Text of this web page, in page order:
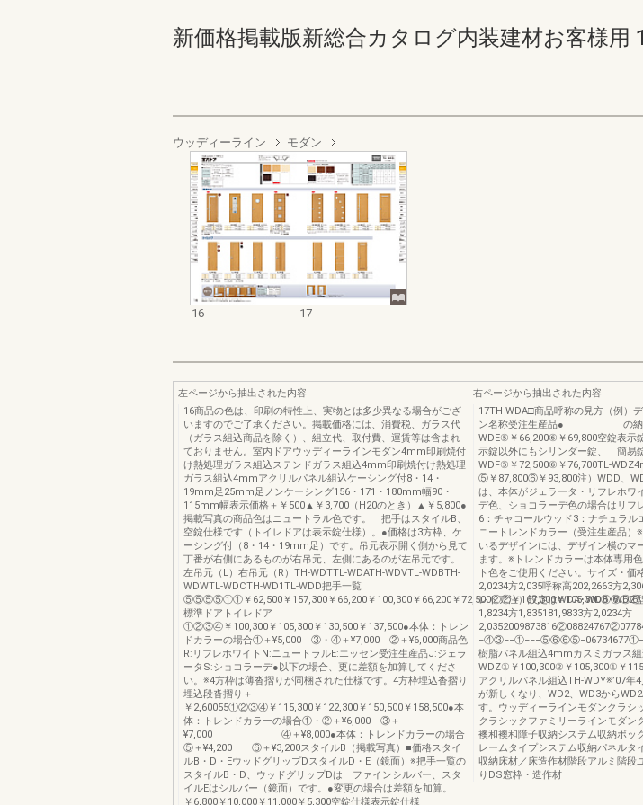
新価格掲載版新総合カタログ内装建材お客様用
ウッディーライン モダン
16 17
左ページから抽出された内容
16商品の色は、印刷の特性上、実物とは多少異なる場合がござ
いますのでご了承ください。掲載価格には、消費税、ガラス代
（ガラス組込商品を除く）、組立代、取付費、運賃等は含まれ
ておりません。室内ドアウッディーラインモダン4mm印刷焼付
け熱処理ガラス組込ステンドガラス組込4mm印刷焼付け熱処理
ガラス組込4mmアクリルパネル組込ケーシング付8・14・
19mm足25mm足ノンケーシング156・171・180mm幅90・
115mm幅表示価格＋￥500▲￥3,700（H20のとき）▲￥5,800●
掲載写真の商品色はニュートラル色です。 把手はスタイルB、
空錠仕様です（トイレドアは表示錠仕様）。●価格は3方枠、ケ
ーシング付（8・14・19mm足）です。吊元表示開く側から見て
丁番が右側にあるものが右吊元、左側にあるのが左吊元です。
左吊元（L）右吊元（R）TH-WDTTL-WDATH-WDVTL-WDBTH-
WDWTL-WDCTH-WD1TL-WDD把手一覧
⑤⑤⑤⑤①①￥62,500￥157,300￥66,200￥100,300￥66,200￥72,500②②￥167,300￥105,300⑥⑥⑥⑥￥
標準ドアトイレドア
①②③④￥100,300￥105,300￥130,500￥137,500●本体：トレン
ドカラーの場合①＋¥5,000 ③・④＋¥7,000 ②＋¥6,000商品色
R:リフレホワイトN:ニュートラルE:エッセン受注生産品J:ジェラ
ータS:ショコラーデ●以下の場合、更に差額を加算してくださ
い。※4方枠は薄沓摺りが同梱された仕様です。4方枠埋込沓摺り
埋込段沓摺り＋
￥2,60055①②③④￥115,300￥122,300￥150,500￥158,500●本
体：トレンドカラーの場合①・②＋¥6,000 ③＋
¥7,000 ④＋¥8,000●本体：トレンドカラーの場合
⑤＋¥4,200 ⑥＋¥3,200スタイルB（掲載写真）■価格スタイ
ルB・D・EウッドグリップDスタイルD・E（鏡面）※把手一覧の
スタイルB・D、ウッドグリップDは ファインシルバー、スタ
イルEはシルバー（鏡面）です。●変更の場合は差額を加算。
￥6,800￥10,000￥11,000￥5,300空錠仕様表示錠仕様
右ページから抽出された内容
17TH-WDA□商品呼称の見方（例）
ン名称受注生産品● の納期
WDE⑤￥66,200⑥￥69,800空錠表示
示錠以外にもシリンダー錠、 簡易
WDF⑤￥72,500⑥￥76,700TL-
⑤￥87,800⑥￥93,800注）WDD、
は、本体がジェラータ・リフレホワ
デ色、ショコラーデ色の場合はリフ
6：チャコールウッド3：ナチュラル
ニートレンドカラー（受注生産品）
いるデザインには、デザイン横のマ
ます。※トレンドカラーは本体専用
ト色をご使用ください。サイズ・価
2,0234方2,035呼称高202,2663方
レドア注）設定はWDA･WDB･WDZ
1,8234方1,835181,9833方2,0234方
樹脂パネル組込4mmカスミガラス組
WDZ①￥100,300②￥105,300①￥
アクリルパネル組込TH-WDY※’07年
が新しくなり、WD2、WD3から
す。ウッディーラインモダンクラシ
クラシックファミリーラインモダン
襖和襖和障子収納システム収納ボッ
レームタイプシステム収納パネルタ
収納床材／床造作材階段アルミ階段
りDS窓枠・造作材